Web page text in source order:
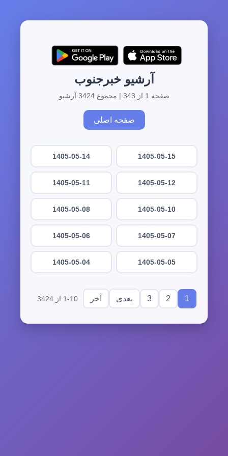
آرشیو خبرجنوب
صفحه 1 از 343 | مجموع 3424 آرشیو
صفحه اصلی
1405-05-15
1405-05-14
1405-05-12
1405-05-11
1405-05-10
1405-05-08
1405-05-07
1405-05-06
1405-05-05
1405-05-04
1
2
3 بعدی آخر 1-10 از 3424